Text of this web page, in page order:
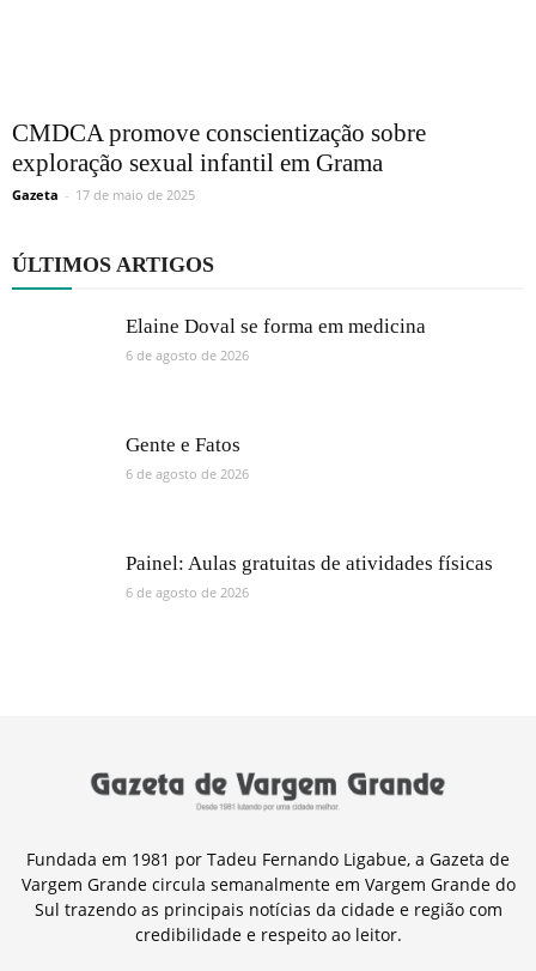
CMDCA promove conscientização sobre
exploração sexual infantil em Grama
Gazeta - 17 de maio de 2025
ÚLTIMOS ARTIGOS
Elaine Doval se forma em medicina
6 de agosto de 2026
Gente e Fatos
6 de agosto de 2026
Painel: Aulas gratuitas de atividades físicas
6 de agosto de 2026
Fundada em 1981 por Tadeu Fernando Ligabue, a Gazeta de
Vargem Grande circula semanalmente em Vargem Grande do
Sul trazendo as principais notícias da cidade e região com
credibilidade e respeito ao leitor.